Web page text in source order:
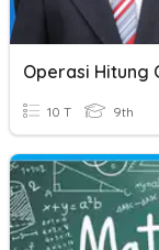
10 T 9th